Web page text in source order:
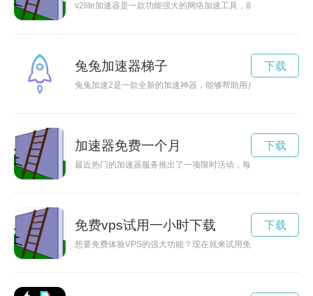
v2lite加速器是一款功能强大的网络加速工具，能够帮助用户快
兔兔加速器梯子
兔兔加速2是一款全新的加速神器，能够帮助用户快速畅快地享
下载
加速器免费一个月
最近热门的加速器服务推出了一项限时活动，每天免费送一小
下载
免费vps试用一小时下载
想要免费体验VPS的强大功能？现在就来试用免费VPS服务，
下载